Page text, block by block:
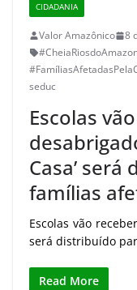
CIDADANIA
Valor Amazônico
8
seduc
Escolas
Casa’
famílias
Escolas vão
será distribuído
Read More